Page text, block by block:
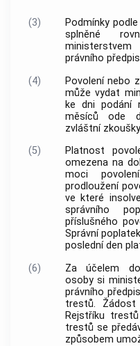
(3) Podmínky podle
splněné
právního
(4)
Povolení nebo
může vydat
ke dni podání
měsíců ode
zvláštní zkoušky
(5)
Platnost
omezena na
moci
prodloužení
ve které
správního
příslušného
Správní
poslední den
(6)
Za účelem
osoby si
právního
trestů.
Rejstříku
trestů se
způsobem